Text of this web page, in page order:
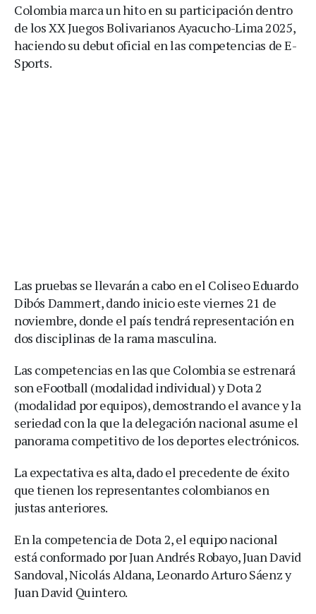
Colombia marca un hito en su participación dentro
de los XX Juegos Bolivarianos Ayacucho-Lima 2025,
haciendo su debut oficial en las competencias de E-
Sports.
Las pruebas se llevarán a cabo en el Coliseo Eduardo
Dibós Dammert, dando inicio este viernes 21 de
noviembre, donde el país tendrá representación en
dos disciplinas de la rama masculina.
Las competencias en las que Colombia se estrenará
son eFootball (modalidad individual) y Dota 2
(modalidad por equipos), demostrando el avance y la
seriedad con la que la delegación nacional asume el
panorama competitivo de los deportes electrónicos.
La expectativa es alta, dado el precedente de éxito
que tienen los representantes colombianos en
justas anteriores.
En la competencia de Dota 2, el equipo nacional
está conformado por Juan Andrés Robayo, Juan David
Sandoval, Nicolás Aldana, Leonardo Arturo Sáenz y
Juan David Quintero.